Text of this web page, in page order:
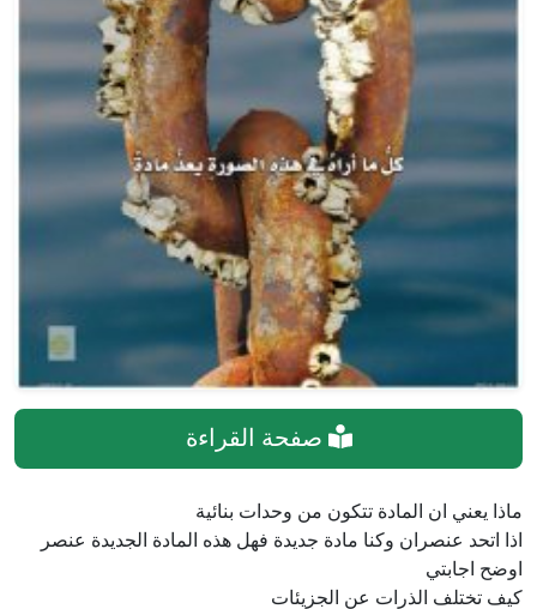
صفحة القراءة
ماذا يعني ان المادة تتكون من وحدات بنائية
اذا اتحد عنصران وكنا مادة جديدة فهل هذه المادة الجديدة عنصر
اوضح اجابتي
كيف تختلف الذرات عن الجزيئات